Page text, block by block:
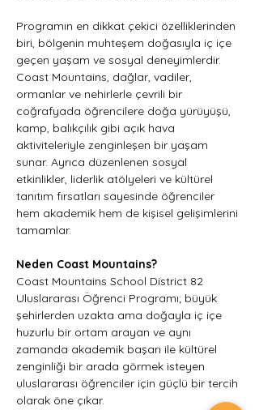
Programın en dikkat çekici özelliklerinden
biri, bölgenin muhteşem doğasıyla iç içe
geçen yaşam ve sosyal deneyimlerdir.
Coast Mountains, dağlar, vadiler,
ormanlar ve nehirlerle çevrili bir
coğrafyada öğrencilere doğa yürüyüşü,
kamp, balıkçılık gibi açık hava
aktiviteleriyle zenginleşen bir yaşam
sunar. Ayrıca düzenlenen sosyal
etkinlikler, liderlik atölyeleri ve kültürel
tanıtım fırsatları sayesinde öğrenciler
hem akademik hem de kişisel gelişimlerini
tamamlar.
Neden Coast Mountains?
Coast Mountains School District 82
Uluslararası Öğrenci Programı; büyük
şehirlerden uzakta ama doğayla iç içe
huzurlu bir ortam arayan ve aynı
zamanda akademik başarı ile kültürel
zenginliği bir arada görmek isteyen
uluslararası öğrenciler için güçlü bir tercih
olarak öne çıkar.